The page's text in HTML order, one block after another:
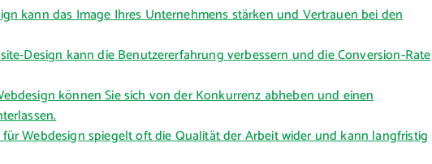
kann das Image Ihres Unternehmens stärken und Vertrauen bei den
Design kann die Benutzererfahrung verbessern und die Conversion-Rate
können Sie sich von der Konkurrenz abheben und einen
für Webdesign spiegelt oft die Qualität der Arbeit wider und kann langfristig